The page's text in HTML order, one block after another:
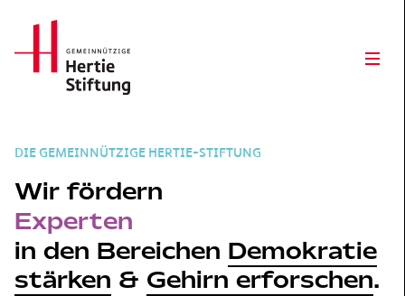
Hertie Stiftung Logo
DIE GEMEINNÜTZIGE HERTIE-STIFTUNG
Wir fördern
Experten
in den Bereichen Demokratie
stärken & Gehirn erforschen.